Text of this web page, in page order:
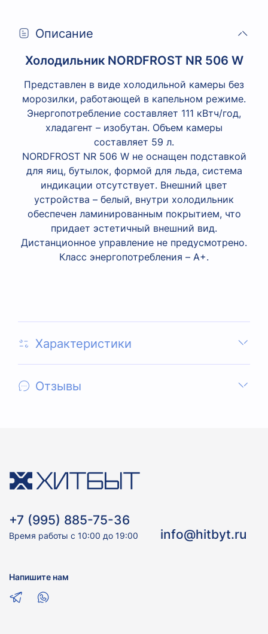
Описание
Холодильник NORDFROST NR 506 W
Представлен в виде холодильной камеры без
морозилки, работающей в капельном режиме.
Энергопотребление составляет 111 кВтч/год,
хладагент – изобутан. Объем камеры
составляет 59 л.
NORDFROST NR 506 W не оснащен подставкой
для яиц, бутылок, формой для льда, система
индикации отсутствует. Внешний цвет
устройства – белый, внутри холодильник
обеспечен ламинированным покрытием, что
придает эстетичный внешний вид.
Дистанционное управление не предусмотрено.
Класс энергопотребления – A+.
Характеристики
Отзывы
+7 (995) 885-75-36
Время работы с 10:00 до 19:00 info@hitbyt.ru
Напишите нам